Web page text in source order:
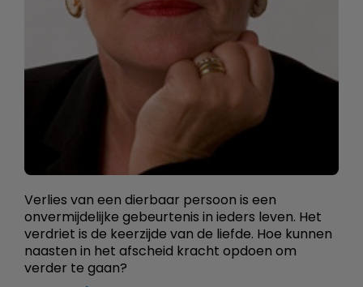
Verlies van een dierbaar persoon is een
onvermijdelijke gebeurtenis in ieders leven. Het
verdriet is de keerzijde van de liefde. Hoe kunnen
naasten in het afscheid kracht opdoen om
verder te gaan?